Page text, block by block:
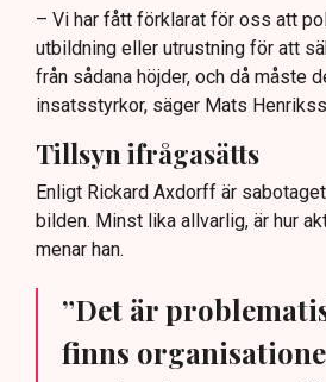
– Vi har fått förklarat för oss att
utbildning eller utrustning för att
från sådana höjder, och då måste
insatsstyrkor, säger Mats
Tillsyn ifrågasätts
Enligt Rickard Axdorff är
bilden. Minst lika allvarlig, är hur
menar han.
”Det är
finns